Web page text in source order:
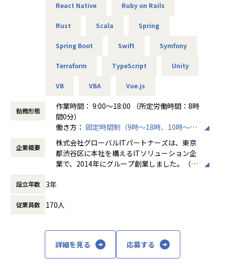
・案件の透明性の確保
・給与などの待遇面の向上
とができます。
■チーム組織構成
ちろん、会社の制度についても意見しやすい環境になってい
当社はこれからも「エンジニアファースト」な会社を目指
し、さまざまな改革を続けていきます。
□案件を自分で選びたい
□自分のプライベートはしっかり確保したい
そんな想いをもった先輩たちが
当社で充実したエンジニアライフを手に入れています！
React Native Ruby on Rails
Rust Scala Spring
Spring Boot Swift Symfony
Terraform TypeScript Unity
VB VBA Vue.js
勤務形態
作業時間： 9:00～18:00 （所定労働時間：8時
間0分）
働き方： 固定時間制（9時～18時、10時～19
時など）
時間外労働の有無： 有（月平均3時間～15時
間）
休憩時間： 60分
企業概要
株式会社グローバルITパートナーズは、東京
都渋谷区に本社を構えるITソリューション企
業で、2014年にグループ創業しました。（連
ムエンジニアリングサービス（SES）、ソフ
で、AWSやAzureなどのクラウド構築から業
べる「案件選択制度」や報酬を透明化する
「単価公開制度」を導入し、キャリア形成を
重視。Udemy教材や資格取得支援などスキル
設立年数 3年
従業員数 170人
詳細を見る 応募する